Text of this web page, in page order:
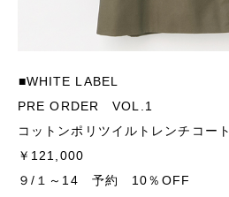
■WHITE LABEL
PRE ORDER VOL.1
コットンポリツイルトレンチコート
￥121,000
９/１～14 予約 10％OFF